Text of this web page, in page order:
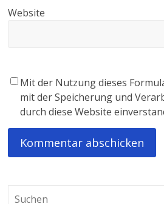
Website
Mit der Nutzung dieses
mit der Speicherung und
durch diese Website